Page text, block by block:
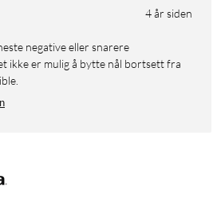
4 år siden
ikke er mulig å bytte nål bortsett fra